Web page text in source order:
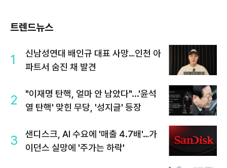
트렌드뉴스
1
신남성연대 배인규 대표 사망…인천 아
파트서 숨진 채 발견
2
"이재명 탄핵, 얼마 안 남았다"...'윤석
열 탄핵' 맞힌 무당, '성지글' 등장
3
샌디스크, AI 수요에 '매출 4.7배'…가
이던스 실망에 '주가는 하락'